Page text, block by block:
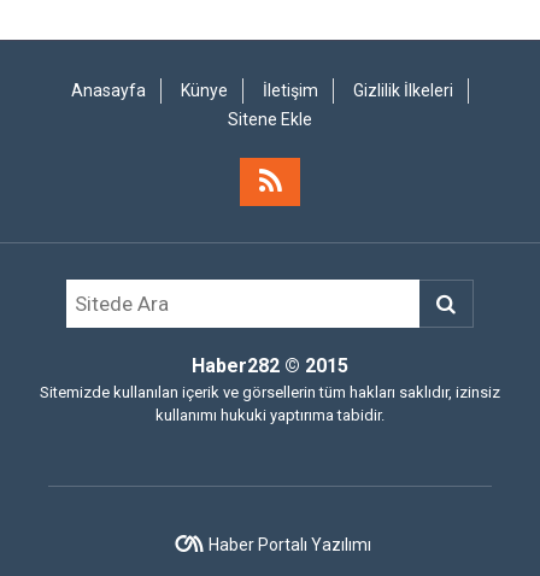
Anasayfa Künye İletişim
Gizlilik İlkeleri
Sitene Ekle
Haber282 © 2015
Sitemizde kullanılan içerik ve görsellerin tüm hakları saklıdır, izinsiz
kullanımı hukuki yaptırıma tabidir.
Haber Portalı Yazılımı